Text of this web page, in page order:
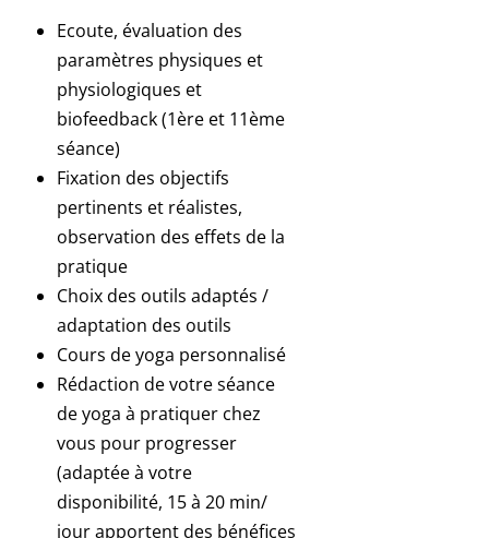
Ecoute, évaluation des
paramètres physiques et
physiologiques et
biofeedback (1ère et 11ème
séance)
Fixation des objectifs
pertinents et réalistes,
observation des effets de la
pratique
Choix des outils adaptés /
adaptation des outils
Cours de yoga personnalisé
Rédaction de votre séance
de yoga à pratiquer chez
vous pour progresser
(adaptée à votre
disponibilité, 15 à 20 min/
jour apportent des bénéfices